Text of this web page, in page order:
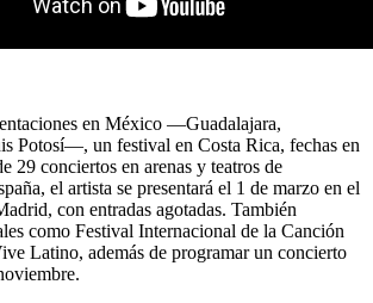
en México —Guadalajara,
Potosí—, un festival en Costa Rica, fechas en
29 conciertos en arenas y teatros de
el artista se presentará el 1 de marzo en el
con entradas agotadas. También
como Festival Internacional de la Canción
Latino, además de programar un concierto